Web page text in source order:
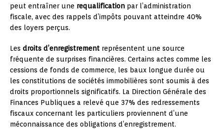
peut entraîner une requalification par l’administration
fiscale, avec des rappels d’impôts pouvant atteindre 40%
des loyers perçus.
Les droits d’enregistrement représentent une source
fréquente de surprises financières. Certains actes comme les
cessions de fonds de commerce, les baux longue durée ou
les constitutions de sociétés immobilières sont soumis à des
droits proportionnels significatifs. La Direction Générale des
Finances Publiques a relevé que 37% des redressements
fiscaux concernant les particuliers proviennent d’une
méconnaissance des obligations d’enregistrement.